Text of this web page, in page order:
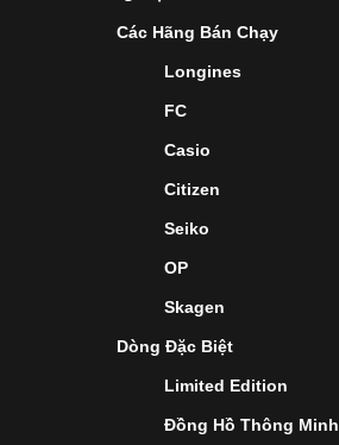
Các Hãng Bán Chạy
Longines
FC
Casio
Citizen
Seiko
OP
Skagen
Dòng Đặc Biệt
Limited Edition
Đồng Hồ Thông Minh